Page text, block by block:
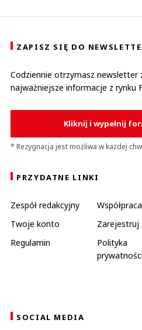
ZAPISZ SIĘ DO
Codziennie otrzymasz newsletter
najważniejsze informacje z rynku
Kliknij i wypełnij
* Rezygnacja jest możliwa w każdej
PRZYDATNE LINKI
Zespół redakcyjny Współpraca
Twoje konto
Zarejestruj
Regulamin
Polityka
prywatności
SOCIAL MEDIA